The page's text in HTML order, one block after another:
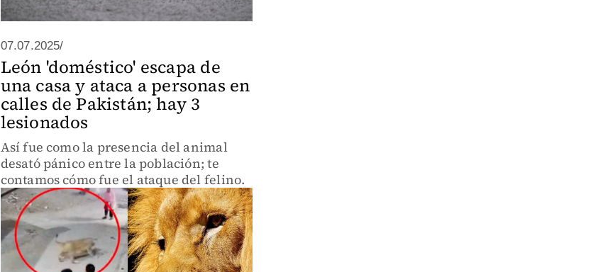
07.07.2025/
León 'doméstico' escapa de
una casa y ataca a personas en
calles de Pakistán; hay 3
lesionados
Así fue como la presencia del animal
desató pánico entre la población; te
contamos cómo fue el ataque del felino.